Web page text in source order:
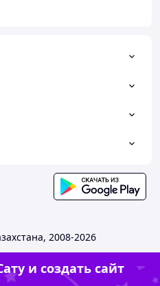
2008-2026
и создать сайт